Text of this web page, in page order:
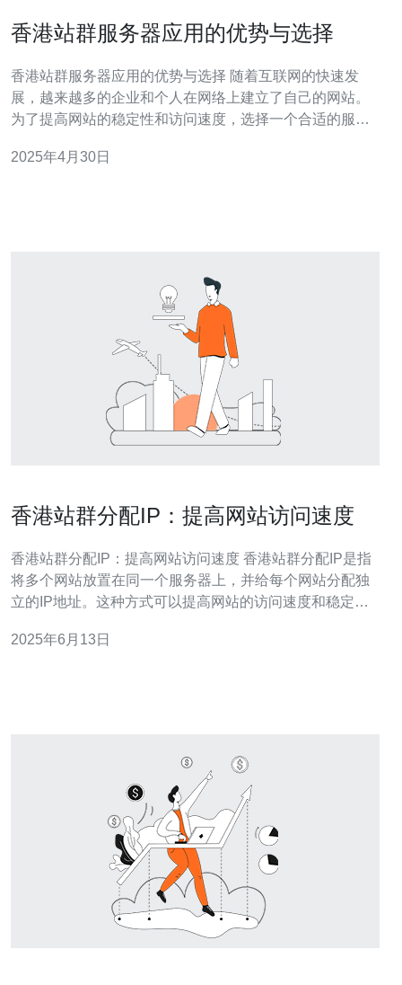
香港站群服务器应用的优势与选择
香港站群服务器应用的优势与选择 随着互联网的快速发
展，越来越多的企业和个人在网络上建立了自己的网站。
为了提高网站的稳定性和访问速度，选择一个合适的服务
许多优势和独特之处。本文将介绍香港站群服务器的优
2025年4月30日
香港站群分配IP：提高网站访问速度
香港站群分配IP：提高网站访问速度 香港站群分配IP是指
将多个网站放置在同一个服务器上，并给每个网站分配独
立的IP地址。这种方式可以提高网站的访问速度和稳定
之一。如果网站加载速度慢，用户就会流失。使用香港站
2025年6月13日